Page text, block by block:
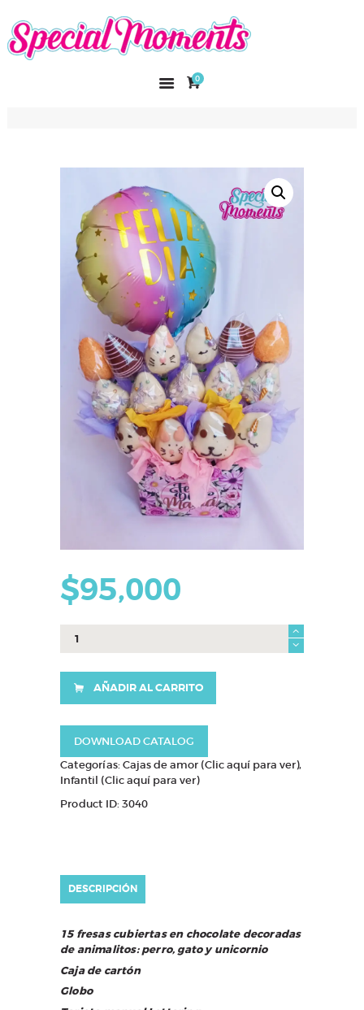
0
SPECIAL MOMENTS
El amor hecho arte
CURSOS
CONTACTO
$95,000
Caja
AÑADIR AL CARRITO
DOWNLOAD CATALOG
Categorías:Cajas de amor (Clic aquí para ver),
Infantil (Clic aquí para ver)
Product ID:3040
DESCRIPCIÓN
15 fresas cubiertas en chocolate decoradas
de animalitos: perro, gato y unicornio
Caja de cartón
Globo